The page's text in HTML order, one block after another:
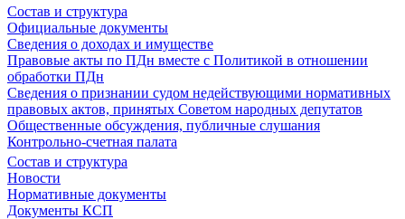
Состав и структура
Официальные документы
Сведения о доходах и имуществе
Правовые акты по ПДн вместе с Политикой в отношении
обработки ПДн
Сведения о признании судом недействующими нормативных
правовых актов, принятых Советом народных депутатов
Общественные обсуждения, публичные слушания
Контрольно-счетная палата
Состав и структура
Новости
Нормативные документы
Документы КСП